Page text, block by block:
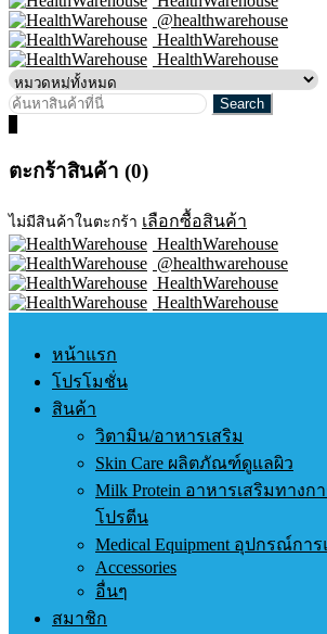
@healthwarehouse
HealthWarehouse
HealthWarehouse
ตะกร้าสินค้า (0)
ไม่มีสินค้าในตะกร้า เลือกซื้อสินค้า
HealthWarehouse
@healthwarehouse
HealthWarehouse
HealthWarehouse
หน้าแรก
โปรโมชั่น
สินค้า
วิตามิน/อาหารเสริม
Skin Care ผลิตภัณฑ์ดูแลผิว
Milk Protein อาหารเสริมทางก
โปรตีน
Medical Equipment อุปกรณ์กา
Accessories
อื่นๆ
สมาชิก